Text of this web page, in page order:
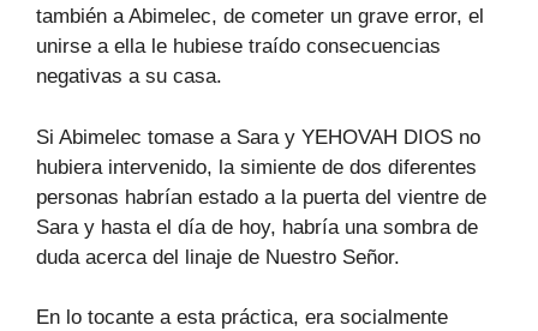
también a Abimelec, de cometer un grave error, el
unirse a ella le hubiese traído consecuencias
negativas a su casa.
Si Abimelec tomase a Sara y YEHOVAH DIOS no
hubiera intervenido, la simiente de dos diferentes
personas habrían estado a la puerta del vientre de
Sara y hasta el día de hoy, habría una sombra de
duda acerca del linaje de Nuestro Señor.
En lo tocante a esta práctica, era socialmente